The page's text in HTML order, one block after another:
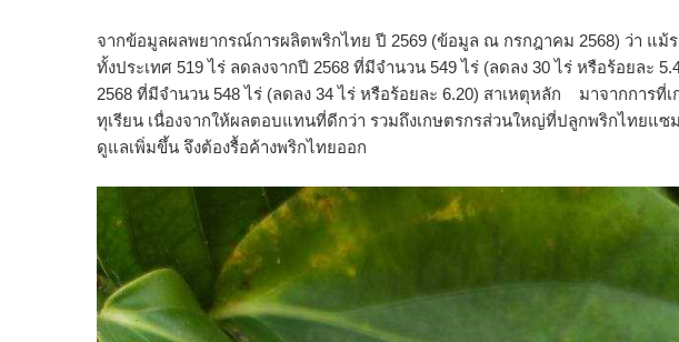
จากข้อมูลผลพยากรณ์การผลิตพริกไทย ปี 2569 (ข้อมูล ณ กรกฎาคม 2568)
ทั้งประเทศ 519 ไร่ ลดลงจากปี 2568 ที่มีจำนวน 549 ไร่ (ลดลง 30 ไร่ หรือร้อย
2568 ที่มีจำนวน 548 ไร่ (ลดลง 34 ไร่ หรือร้อยละ 6.20) สาเหตุหลัก มาจากการที่
ทุเรียน เนื่องจากให้ผลตอบแทนที่ดีกว่า รวมถึงเกษตรกรส่วนใหญ่ที่ปลูกพริกไทยแซ
ดูแลเพิ่มขึ้น จึงต้องรื้อค้างพริกไทยออก